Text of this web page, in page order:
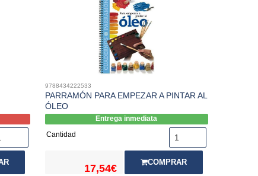
9788434222533
PARRAMÓN PARA EMPEZAR A PINTAR AL
ÓLEO
Entrega inmediata
Cantidad
17,54€
COMPRAR